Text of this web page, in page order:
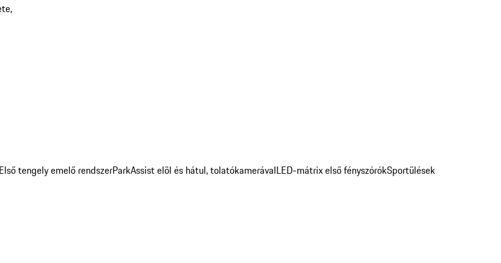
Első tengely emelő rendszerParkAssist elöl és hátul, tolatókamerávalLED-mátrix első fényszórókSportülések